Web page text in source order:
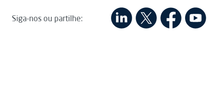
Siga-nos ou partilhe: